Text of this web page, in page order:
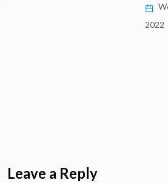
2022
Leave a Reply